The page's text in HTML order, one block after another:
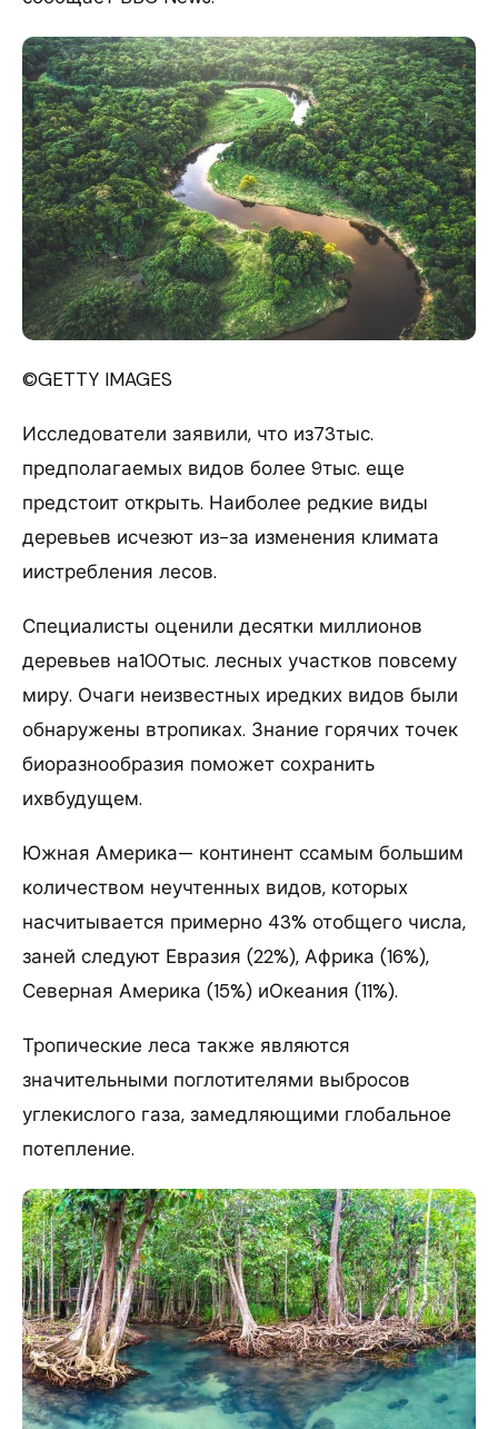
©GETTY IMAGES
Исследователи заявили, что из73тыс.
предполагаемых видов более 9тыс. еще
предстоит открыть. Наиболее редкие виды
деревьев исчезют из-за изменения климата
иистребления лесов.
Специалисты оценили десятки миллионов
деревьев на100тыс. лесных участков повсему
миру. Очаги неизвестных иредких видов были
обнаружены втропиках. Знание горячих точек
биоразнообразия поможет сохранить
ихвбудущем.
Южная Америка— континент ссамым большим
количеством неучтенных видов, которых
насчитывается примерно 43% отобщего числа,
заней следуют Евразия (22%), Африка (16%),
Северная Америка (15%) иОкеания (11%).
Тропические леса также являются
значительными поглотителями выбросов
углекислого газа, замедляющими глобальное
потепление.